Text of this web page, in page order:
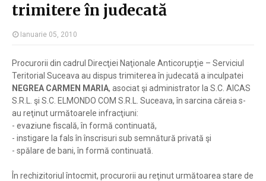
trimitere în judecată
Ianuarie 05, 2010
Procurorii din cadrul Direcţiei Naţionale Anticorupţie – Serviciul
Teritorial Suceava au dispus trimiterea în judecată a inculpatei
NEGREA CARMEN MARIA, asociat şi administrator la S.C. AICAS
S.R.L. şi S.C. ELMONDO COM S.R.L. Suceava, în sarcina căreia s-
au reţinut următoarele infracţiuni:
- evaziune fiscală, în formă continuată,
- instigare la fals în înscrisuri sub semnătură privată şi
- spălare de bani, în formă continuată.
În rechizitoriul întocmit, procurorii au reţinut următoarea stare de